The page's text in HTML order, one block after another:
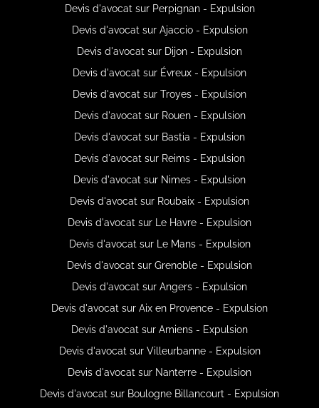
Devis d'avocat sur Perpignan - Expulsion
Devis d'avocat sur Ajaccio - Expulsion
Devis d'avocat sur Dijon - Expulsion
Devis d'avocat sur Évreux - Expulsion
Devis d'avocat sur Troyes - Expulsion
Devis d'avocat sur Rouen - Expulsion
Devis d'avocat sur Bastia - Expulsion
Devis d'avocat sur Reims - Expulsion
Devis d'avocat sur Nimes - Expulsion
Devis d'avocat sur Roubaix - Expulsion
Devis d'avocat sur Le Havre - Expulsion
Devis d'avocat sur Le Mans - Expulsion
Devis d'avocat sur Grenoble - Expulsion
Devis d'avocat sur Angers - Expulsion
Devis d'avocat sur Aix en Provence - Expulsion
Devis d'avocat sur Amiens - Expulsion
Devis d'avocat sur Villeurbanne - Expulsion
Devis d'avocat sur Nanterre - Expulsion
Devis d'avocat sur Boulogne Billancourt - Expulsion